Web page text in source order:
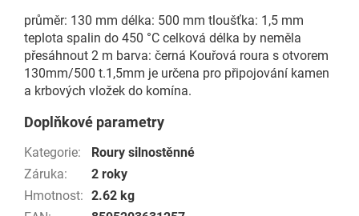
průměr: 130 mm délka: 500 mm tloušťka: 1,5 mm
teplota spalin do 450 °C celková délka by neměla
přesáhnout 2 m barva: černá Kouřová roura s otvorem
130mm/500 t.1,5mm je určena pro připojování kamen
a krbových vložek do komína.
Doplňkové parametry
Kategorie:
Roury silnostěnné
Záruka:
2 roky
Hmotnost: 2.62 kg